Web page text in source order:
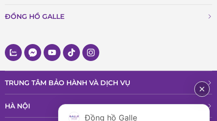
ĐỒNG HỒ GALLE
TRUNG TÂM BẢO HÀNH VÀ DỊCH VỤ
HÀ NỘI
Đồng hồ Galle